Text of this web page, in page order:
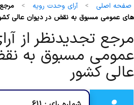
صفحه اصلی > آرای وحدت رویه >
های عمومی مسبوق به نقض در دیوان عالی
مرجع تجدیدنظر از
عمومی مسبوق به
عالی کشور